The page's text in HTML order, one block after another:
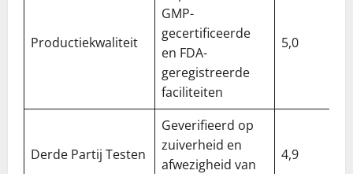
Productiekwaliteit
GMP-
gecertificeerde
en FDA-
geregistreerde
faciliteiten
5,0
Derde Partij Testen
Geverifieerd op
zuiverheid en
afwezigheid van
4,9